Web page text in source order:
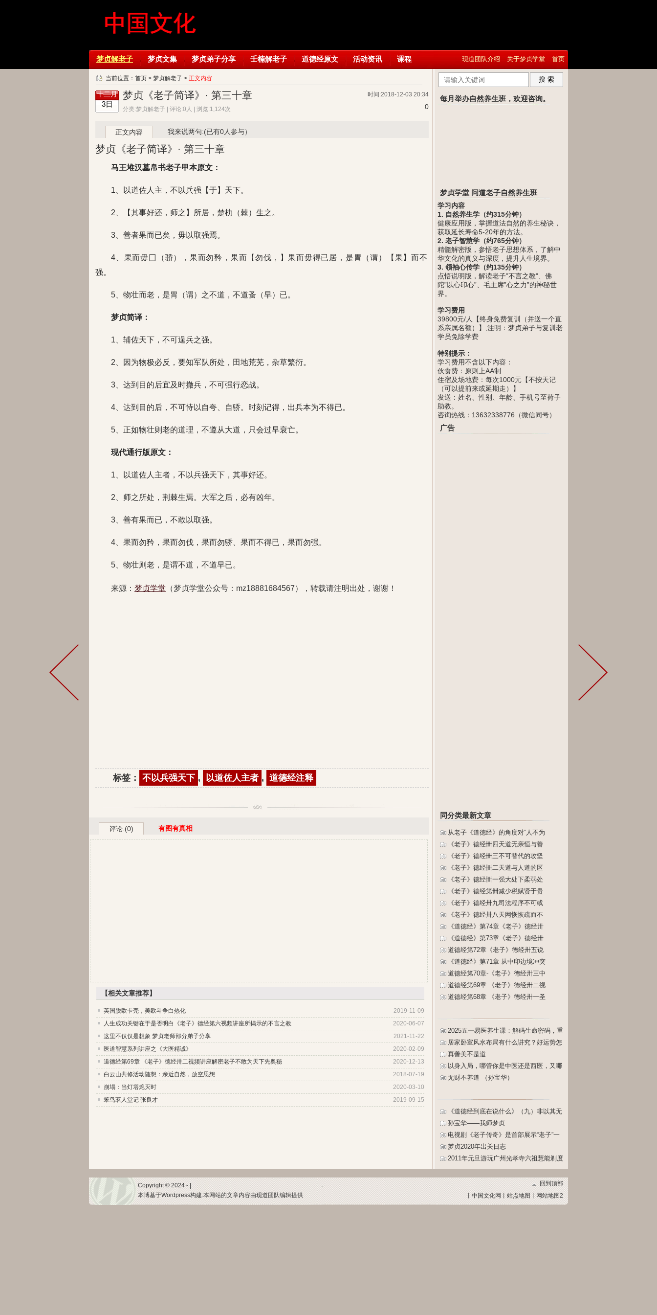
梦贞解老子 梦贞文集 梦贞弟子分享 壬楠解老子 道德经原文 活动资讯 课程 首页
关于梦贞学堂
现道团队介绍
当前位置： 首页> 梦贞解老子> 正文内容
十二月
3日
时间:2018-12-03 20:34
梦贞《老子简译》· 第三十章
0
分类:梦贞解老子 | 评论:0人 | 浏览:1,124次
正文内容 我来说两句:(已有0人参与）
梦贞《老子简译》· 第三十章
马王堆汉墓帛书老子甲本原文：
1、以道佐人主，不以兵强【于】天下。
2、【其事好还，师之】所居，楚朸（棘）生之。
3、善者果而已矣，毋以取强焉。
4、果而毋囗（骄），果而勿矜，果而【勿伐，】果而毋得已居，是胃（谓）【果】而不
强。
5、物壮而老，是胃（谓）之不道，不道蚤（早）已。
梦贞简译：
1、辅佐天下，不可逞兵之强。
2、因为物极必反，要知军队所处，田地荒芜，杂草繁衍。
3、达到目的后宜及时撤兵，不可强行恋战。
4、达到目的后，不可恃以自夸、自骄。时刻记得，出兵本为不得已。
5、正如物壮则老的道理，不遵从大道，只会过早衰亡。
现代通行版原文：
1、以道佐人主者，不以兵强天下，其事好还。
2、师之所处，荆棘生焉。大军之后，必有凶年。
3、善有果而已，不敢以取强。
4、果而勿矜，果而勿伐，果而勿骄、果而不得已，果而勿强。
5、物壮则老，是谓不道，不道早已。
来源： 梦贞学堂 （梦贞学堂公众号：mz18881684567），转载请注明出处，谢谢！
标签： 不以兵强天下 , 以道佐人主者 , 道德经注释
评论:(0) 有图有真相
【相关文章推荐】
2019-11-09
英国脱欧卡壳，美欧斗争白热化
2020-06-07
人生成功关键在于是否明白《老子》德经第六视频讲座所揭示的不言之教
2021-11-22
这里不仅仅是想象 梦贞老师部分弟子分享
2020-02-09
医道智慧系列讲座之《大医精诚》
2020-12-13
道德经第69章 《老子》德经卅二视频讲座解密老子不敢为天下先奥秘
2018-07-19
白云山共修活动随想：亲近自然，放空思想
2020-03-10
崩塌：当灯塔熄灭时
2019-09-15
笨鸟茗人堂记 张良才
搜 索
每月举办自然养生班，欢迎咨询。
梦贞学堂 问道老子自然养生班
学习内容
1. 自然养生学（约315分钟）
健康应用版，掌握道法自然的养生秘诀，
获取延长寿命5-20年的方法。
2. 老子智慧学（约765分钟）
精髓解密版，参悟老子思想体系，了解中
华文化的真义与深度，提升人生境界。
3. 领袖心传学（约135分钟）
点悟说明版，解读老子”不言之教”、佛
陀”以心印心”、毛主席”心之力”的神秘世
界。
学习费用
39800元/人【终身免费复训（并送一个直
系亲属名额）】,注明：梦贞弟子与复训老
学员免除学费
特别提示：
学习费用不含以下内容：
伙食费：原则上AA制
住宿及场地费：每次1000元【不按天记
（可以提前来或延期走）】
发送：姓名、性别、年龄、手机号至荷子
助教。
咨询热线：13632338776（微信同号）
广告
同分类最新文章
从老子《道德经》的角度对“人不为
《老子》德经卌四天道无亲恒与善
《老子》德经卌三不可替代的攻坚
《老子》德经卌二天道与人道的区
《老子》德经卌一强大处下柔弱处
《老子》德经第卌减少税赋贤于贵
《老子》德经卅九司法程序不可或
《老子》德经卅八天网恢恢疏而不
《道德经》第74章《老子》德经卅
《道德经》第73章《老子》德经卅
道德经第72章《老子》德经卅五说
《道德经》第71章 从中印边境冲突
道德经第70章-《老子》德经卅三中
道德经第69章 《老子》德经卅二视
道德经第68章 《老子》德经卅一圣
2025五一易医养生课：解码生命密码，重
塑健康人生
居家卧室风水布局有什么讲究？好运势怎
么布置？床怎么摆放？
真善美不是道
以身入局，哪管你是中医还是西医，又哪
管你是主动还是被动（孙宝华）
无财不养道 （孙宝华）
《道德经到底在说什么》（九）非以其无
私邪故能成其私。
孙宝华——我师梦贞
电视剧《老子传奇》是首部展示“老子”一
生的电视剧
梦贞2020年出关日志
2011年元旦游玩广州光孝寺六祖慧能剃度
之处
回到顶部
Copyright © 2024 - |
本博基于Wordpress构建.本网站的文章内容由现道团队编辑提供
丨中国文化网 丨站点地图丨网站地图2